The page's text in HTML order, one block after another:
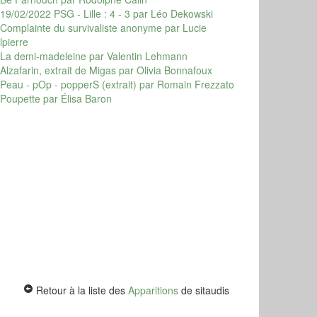
19/02/2022 PSG - Lille : 4 - 3 par Léo Dekowski
Complainte du survivaliste anonyme par Lucie
La demi-madeleine par Valentin Lehmann
Alzafarin, extrait de Migaspar Olivia Bonnafoux
Peau - pOp - popperS (extrait) par Romain Frezzato
Poupette par Élisa Baron
Retour à la liste des Apparitions de sitaudis